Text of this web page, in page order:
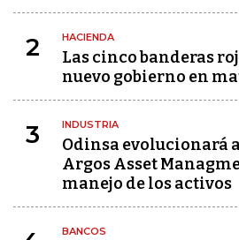
2 HACIENDA
Las cinco banderas
nuevo gobierno en
3 INDUSTRIA
Odinsa evolucionará
Argos Asset
manejo de los activos
BANCOS